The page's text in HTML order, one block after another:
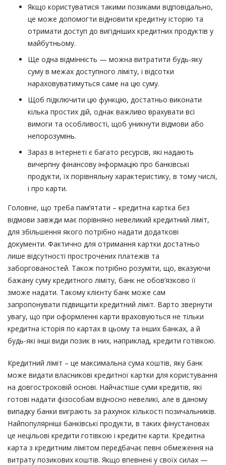
Якщо користуватися такими позиками відповідально,
це може допомогти відновити кредитну історію та
отримати доступ до вигідніших кредитних продуктів у
майбутньому.
Ще одна відмінність — можна витратити будь-яку
суму в межах доступного ліміту, і відсотки
нараховуватимуться саме на цю суму.
Щоб підключити цю функцію, достатньо виконати
кілька простих дій, однак важливо врахувати всі
вимоги та особливості, щоб уникнути відмови або
непорозумінь.
Зараз в інтернеті є багато ресурсів, які надають
вичерпну фінансову інформацію про банківські
продукти, їх порівняльну характеристику, в тому числі,
і про карти.
Головне, що треба пам’ятати – кредитна картка без
відмови завжди має порівняно невеликий кредитний ліміт,
для збільшення якого потрібно надати додаткові
документи. Фактично для отримання картки достатньо
лише відсутності прострочених платежів та
заборгованостей. Також потрібно розуміти, що, вказуючи
бажану суму кредитного ліміту, банк не обов’язково її
зможе надати. Такому клієнту банк може сам
запропонувати підвищити кредитний ліміт. Варто звернути
увагу, що при оформленні карти враховуються не тільки
кредитна історія по картах в цьому та інших банках, а й
будь-які інші види позик в них, наприклад, кредити готівкою.
Кредитний ліміт – це максимальна сума коштів, яку банк
може видати власникові кредитної картки для користування
на довгостроковій основі. Найчастіше суми кредитів, які
готові надати фізособам відносно невеликі, але в даному
випадку банки виграють за рахунок кількості позичальників.
Найпопулярніші банківські продукти, в таких фінустановах
це нецільові кредити готівкою і кредитні карти. Кредитна
карта з кредитним лімітом передбачає певні обмеження на
витрату позикових коштів. Якщо впевнені у своїх силах —